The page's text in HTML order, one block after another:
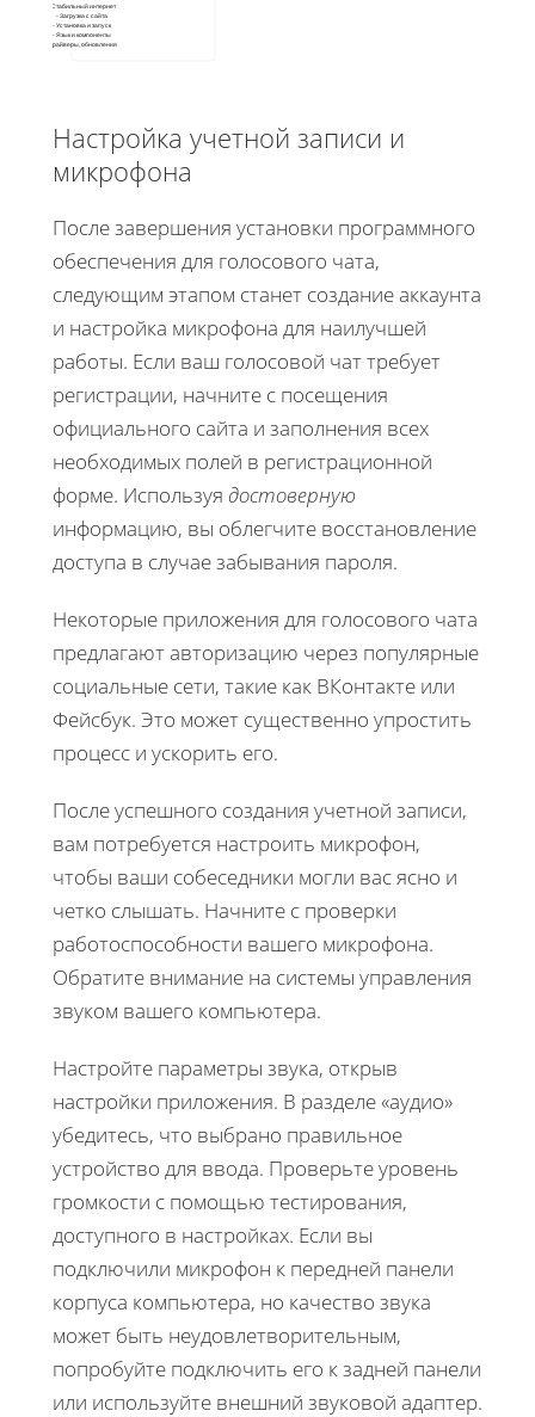
- Стабильный интернет
- Загрузка с сайта
- Установка и запуск
- Язык и компоненты
- Драйверы, обновления
Настройка учетной записи и
микрофона
После завершения установки программного
обеспечения для голосового чата,
следующим этапом станет создание аккаунта
и настройка микрофона для наилучшей
работы. Если ваш голосовой чат требует
регистрации, начните с посещения
официального сайта и заполнения всех
необходимых полей в регистрационной
форме. Используя достоверную
информацию, вы облегчите восстановление
доступа в случае забывания пароля.
Некоторые приложения для голосового чата
предлагают авторизацию через популярные
социальные сети, такие как ВКонтакте или
Фейсбук. Это может существенно упростить
процесс и ускорить его.
После успешного создания учетной записи,
вам потребуется настроить микрофон,
чтобы ваши собеседники могли вас ясно и
четко слышать. Начните с проверки
работоспособности вашего микрофона.
Обратите внимание на системы управления
звуком вашего компьютера.
Настройте параметры звука, открыв
настройки приложения. В разделе «аудио»
убедитесь, что выбрано правильное
устройство для ввода. Проверьте уровень
громкости с помощью тестирования,
доступного в настройках. Если вы
подключили микрофон к передней панели
корпуса компьютера, но качество звука
может быть неудовлетворительным,
попробуйте подключить его к задней панели
или используйте внешний звуковой адаптер.